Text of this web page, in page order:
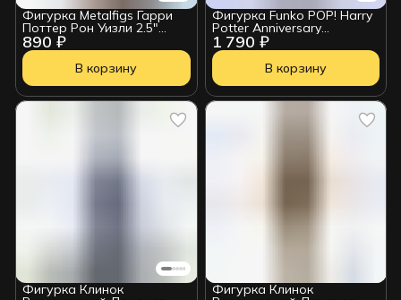
890 ₽
Фигурка Metalfigs Гарри
Поттер Рон Уизли 2.5"
2100901239108
В корзину
1 790 ₽
Фигурка Funko POP! Harry
Potter Anniversary
Hermione Granger w/Wand
(133) 57367
В корзину
Фигурка Клинок Фигурка Клинок